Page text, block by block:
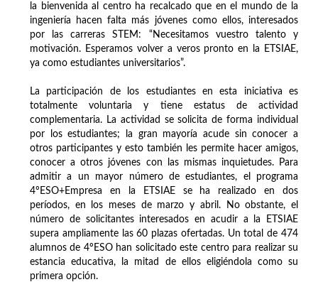
la bienvenida al centro ha recalcado que en el mundo de la
ingeniería hacen falta más jóvenes como ellos, interesados
por las carreras STEM: “Necesitamos vuestro talento y
motivación. Esperamos volver a veros pronto en la ETSIAE,
ya como estudiantes universitarios”.
La participación de los estudiantes en esta iniciativa es
totalmente voluntaria y tiene estatus de actividad
complementaria. La actividad se solicita de forma individual
por los estudiantes; la gran mayoría acude sin conocer a
otros participantes y esto también les permite hacer amigos,
conocer a otros jóvenes con las mismas inquietudes. Para
admitir a un mayor número de estudiantes, el programa
4ºESO+Empresa en la ETSIAE se ha realizado en dos
períodos, en los meses de marzo y abril. No obstante, el
número de solicitantes interesados en acudir a la ETSIAE
supera ampliamente las 60 plazas ofertadas. Un total de 474
alumnos de 4ºESO han solicitado este centro para realizar su
estancia educativa, la mitad de ellos eligiéndola como su
primera opción.